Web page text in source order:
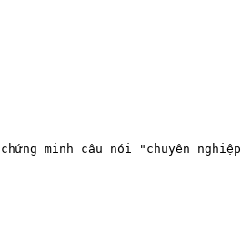
minh câu nói "chuyên